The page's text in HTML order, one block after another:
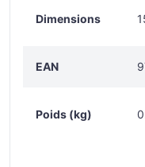
Dimensions
EAN
Poids (kg)